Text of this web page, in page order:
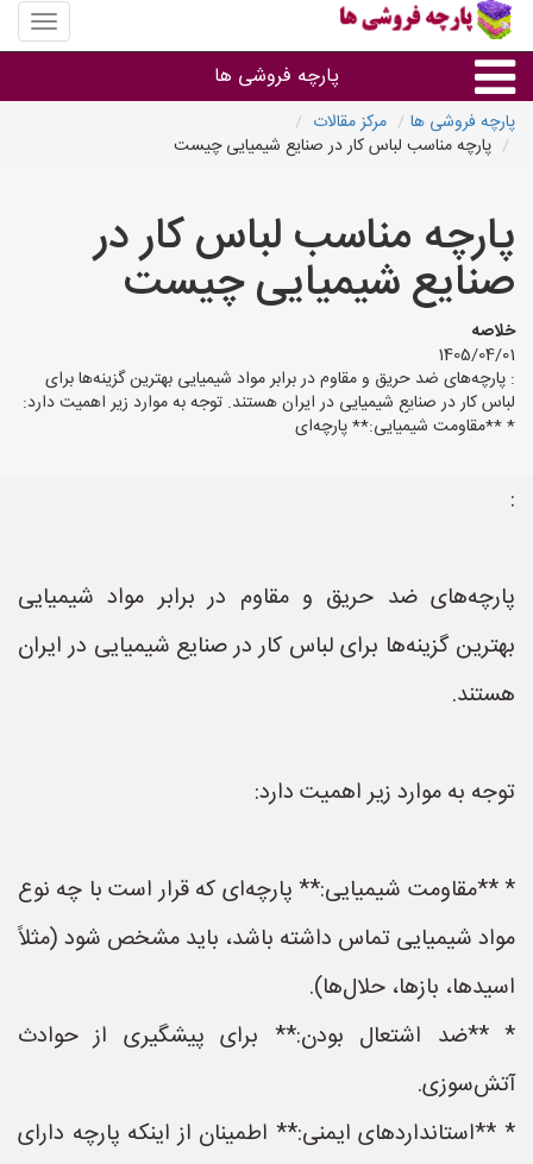
منوی
سایت
فروشی
پارچه فروشی ها
پارچه براساس جنس
پارچه براساس رنگ طرح و کاربرد
پارچه فروشی های هر شهر
پارچه فروشی ها
مرکز مقالات
پارچه مناسب لباس کار در صنایع شیمیایی چیست
پارچه مناسب لباس کار در
صنایع شیمیایی چیست
خلاصه
1405/04/01
: پارچه‌های ضد حریق و مقاوم در برابر مواد شیمیایی بهترین گزینه‌ها برای
لباس کار در صنایع شیمیایی در ایران هستند. توجه به موارد زیر اهمیت دارد:
* **مقاومت شیمیایی:** پارچه‌ای
:
پارچه‌های ضد حریق و مقاوم در برابر مواد شیمیایی
بهترین گزینه‌ها برای لباس کار در صنایع شیمیایی در ایران
هستند.
توجه به موارد زیر اهمیت دارد:
* **مقاومت شیمیایی:** پارچه‌ای که قرار است با چه نوع
مواد شیمیایی تماس داشته باشد، باید مشخص شود (مثلاً
اسیدها، باز‌ها، حلال‌ها).
* **ضد اشتعال بودن:** برای پیشگیری از حوادث
آتش‌سوزی.
* **استانداردهای ایمنی:** اطمینان از اینکه پارچه دارای